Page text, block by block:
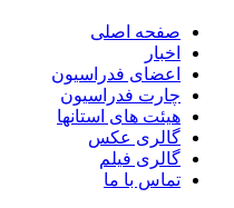
صفحه اصلی
اخبار
اعضای فدراسیون
چارت فدراسیون
هیئت های استانها
گالری عکس
گالری فیلم
تماس با ما